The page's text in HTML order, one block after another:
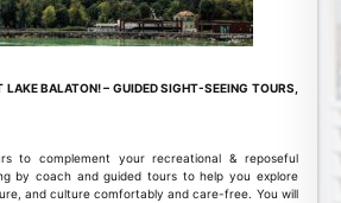
LAKE BALATON! – GUIDED SIGHT-SEEING TOURS,
to complement your recreational & reposeful
by coach and guided tours to help you explore
and culture comfortably and care-free. You will